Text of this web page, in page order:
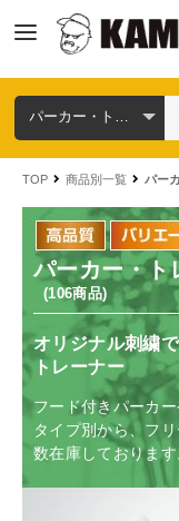
TOP 商品別一覧 パー
パーカー・ト
(106商品)
オリジナル刺繍
トレーナー
フード付きパーカ
タイプ別から、フ
数在庫しております